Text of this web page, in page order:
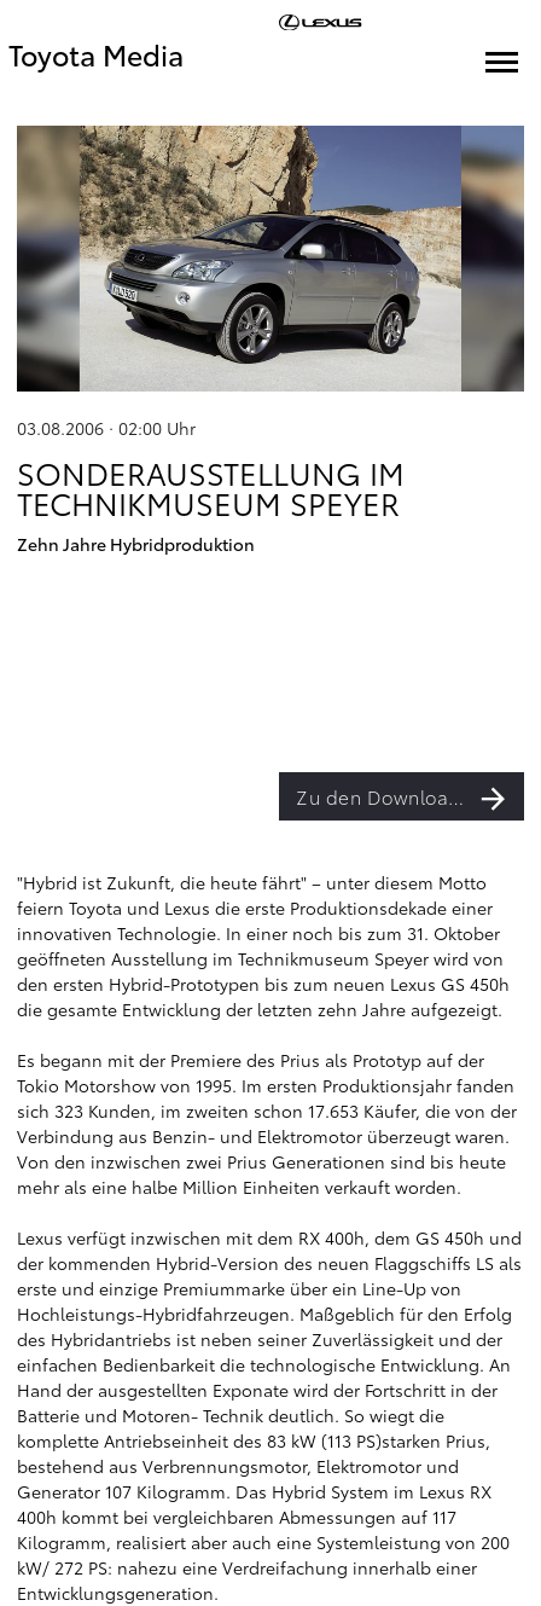
Toyota Media
03.08.2006 · 02:00 Uhr
SONDERAUSSTELLUNG IM
TECHNIKMUSEUM SPEYER
Zehn Jahre Hybridproduktion
Zu den Downloads
"Hybrid ist Zukunft, die heute fährt" – unter diesem Motto
feiern Toyota und Lexus die erste Produktionsdekade einer
innovativen Technologie. In einer noch bis zum 31. Oktober
geöffneten Ausstellung im Technikmuseum Speyer wird von
den ersten Hybrid-Prototypen bis zum neuen Lexus GS 450h
die gesamte Entwicklung der letzten zehn Jahre aufgezeigt.
Es begann mit der Premiere des Prius als Prototyp auf der
Tokio Motorshow von 1995. Im ersten Produktionsjahr fanden
sich 323 Kunden, im zweiten schon 17.653 Käufer, die von der
Verbindung aus Benzin- und Elektromotor überzeugt waren.
Von den inzwischen zwei Prius Generationen sind bis heute
mehr als eine halbe Million Einheiten verkauft worden.
Lexus verfügt inzwischen mit dem RX 400h, dem GS 450h und
der kommenden Hybrid-Version des neuen Flaggschiffs LS als
erste und einzige Premiummarke über ein Line-Up von
Hochleistungs-Hybridfahrzeugen. Maßgeblich für den Erfolg
des Hybridantriebs ist neben seiner Zuverlässigkeit und der
einfachen Bedienbarkeit die technologische Entwicklung. An
Hand der ausgestellten Exponate wird der Fortschritt in der
Batterie und Motoren- Technik deutlich. So wiegt die
komplette Antriebseinheit des 83 kW (113 PS)starken Prius,
bestehend aus Verbrennungsmotor, Elektromotor und
Generator 107 Kilogramm. Das Hybrid System im Lexus RX
400h kommt bei vergleichbaren Abmessungen auf 117
Kilogramm, realisiert aber auch eine Systemleistung von 200
kW/ 272 PS: nahezu eine Verdreifachung innerhalb einer
Entwicklungsgeneration.